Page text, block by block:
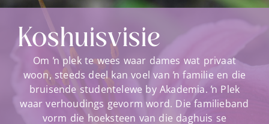
Koshuisvisie
Om ŉ plek te wees waar dames wat privaat
woon, steeds deel kan voel van ŉ familie en die
bruisende studentelewe by Akademia. ŉ Plek
waar verhoudings gevorm word. Die familieband
vorm die hoeksteen van die daghuis se